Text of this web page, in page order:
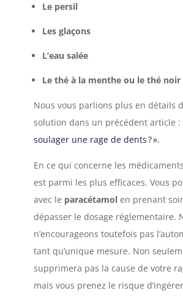
Le persil
Les glaçons
L’eau salée
Le thé à la menthe ou le thé noir
Nous vous parlions plus en détails
solution dans un précédent article :
soulager une rage de dents?».
En ce qui concerne les
est parmi les plus efficaces. Vous
avec le paracétamolen prenant
dépasser le dosage réglementaire.
n’encourageons toutefois pas
tant qu’unique mesure. Non
supprimera pas la cause de votre
mais vous prenez le risque